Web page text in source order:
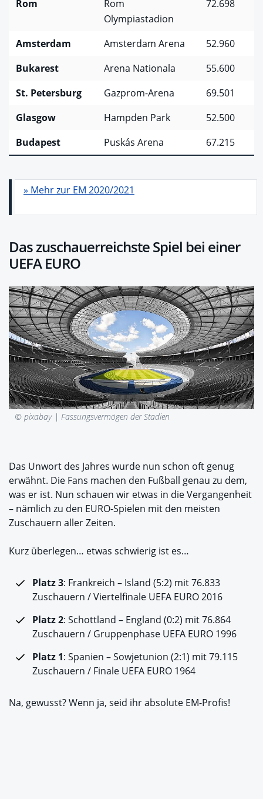
Rom
Rom
Olympiastadion
72.698
Amsterdam Amsterdam Arena
52.960
Bukarest
Arena Nationala
55.600
St. Petersburg
Gazprom-Arena
69.501
Glasgow
Hampden Park
52.500
Budapest
Puskás Arena 67.215
» Mehr zur EM 2020/2021
Das zuschauerreichste Spiel bei einer
UEFA EURO
© pixabay | Fassungsvermögen der Stadien
Das Unwort des Jahres wurde nun schon oft genug
erwähnt. Die Fans machen den Fußball genau zu dem,
was er ist. Nun schauen wir etwas in die Vergangenheit
– nämlich zu den EURO-Spielen mit den meisten
Zuschauern aller Zeiten.
Kurz überlegen… etwas schwierig ist es…
Platz 3: Frankreich – Island (5:2) mit 76.833
Zuschauern / Viertelfinale UEFA EURO 2016
Platz 2: Schottland – England (0:2) mit 76.864
Zuschauern / Gruppenphase UEFA EURO 1996
Platz 1: Spanien – Sowjetunion (2:1) mit 79.115
Zuschauern / Finale UEFA EURO 1964
Na, gewusst? Wenn ja, seid ihr absolute EM-Profis!